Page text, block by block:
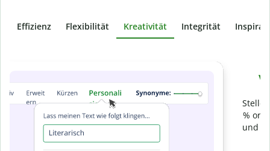
Effizienz Flexibilität Kreativität Integrität
Stelle mit der Plagiatsprüfung sicher, dass dein Text zu 100
% original ist. Analysiere deine Arbeit in Sekundenschnelle
und finde fehlende Quellenangaben in über 100 Sprachen.